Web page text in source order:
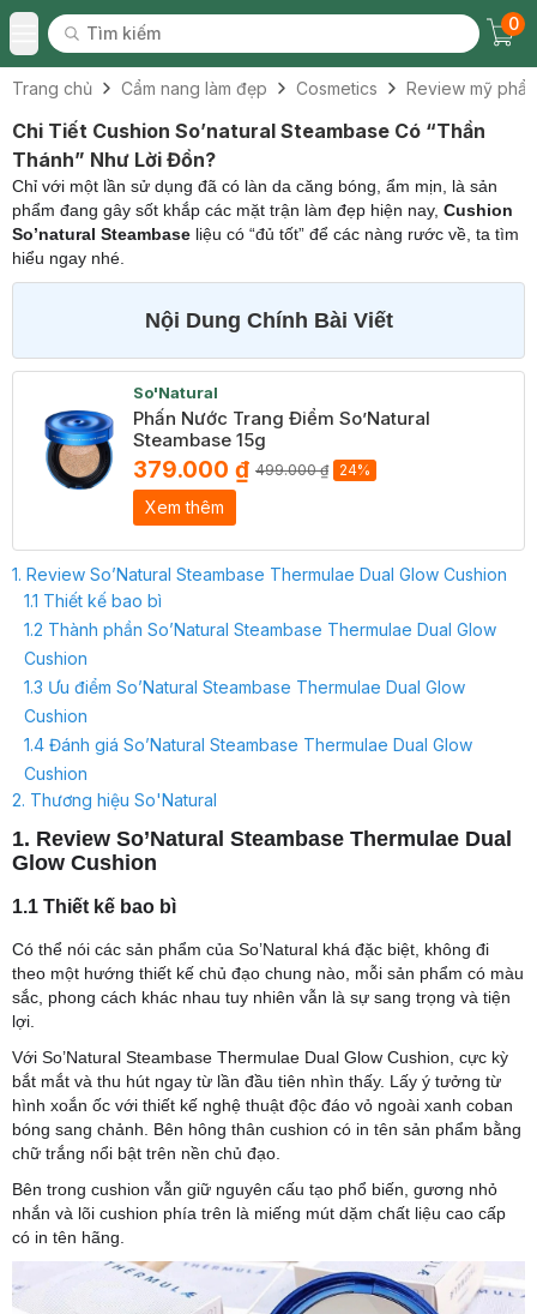
Toggle Menu
Tìm kiếm
Tìm kiếm
0
Trang chủ Cẩm nang làm đẹp Cosmetics Review mỹ
Chi Tiết Cushion So’natural Steambase Có “Thần
Thánh” Như Lời Đồn?
Chỉ với một lần sử dụng đã có làn da căng bóng, ẩm mịn, là sản
phẩm đang gây sốt khắp các mặt trận làm đẹp hiện nay, Cushion
So’natural Steambase liệu có “đủ tốt” để các nàng rước về, ta tìm
hiểu ngay nhé.
Nội Dung Chính Bài Viết
So'Natural
Phấn Nước Trang Điểm So’Natural
Steambase 15g
379.000 ₫ 499.000 ₫ 24%
Xem thêm
1. Review So’Natural Steambase Thermulae Dual Glow Cushion
1.1 Thiết kế bao bì
1.2 Thành phần So’Natural Steambase Thermulae Dual Glow
Cushion
1.3 Ưu điểm So’Natural Steambase Thermulae Dual Glow
Cushion
1.4 Đánh giá So’Natural Steambase Thermulae Dual Glow
Cushion
2. Thương hiệu So'Natural
1. Review So’Natural Steambase Thermulae Dual
Glow Cushion
1.1 Thiết kế bao bì
Có thể nói các sản phẩm của So’Natural khá đặc biệt, không đi
theo một hướng thiết kế chủ đạo chung nào, mỗi sản phẩm có màu
sắc, phong cách khác nhau tuy nhiên vẫn là sự sang trọng và tiện
lợi.
Với So’Natural Steambase Thermulae Dual Glow Cushion, cực kỳ
bắt mắt và thu hút ngay từ lần đầu tiên nhìn thấy. Lấy ý tưởng từ
hình xoắn ốc với thiết kế nghệ thuật độc đáo vỏ ngoài xanh coban
bóng sang chảnh. Bên hông thân cushion có in tên sản phẩm bằng
chữ trắng nổi bật trên nền chủ đạo.
Bên trong cushion vẫn giữ nguyên cấu tạo phổ biến, gương nhỏ
nhắn và lõi cushion phía trên là miếng mút dặm chất liệu cao cấp
có in tên hãng.